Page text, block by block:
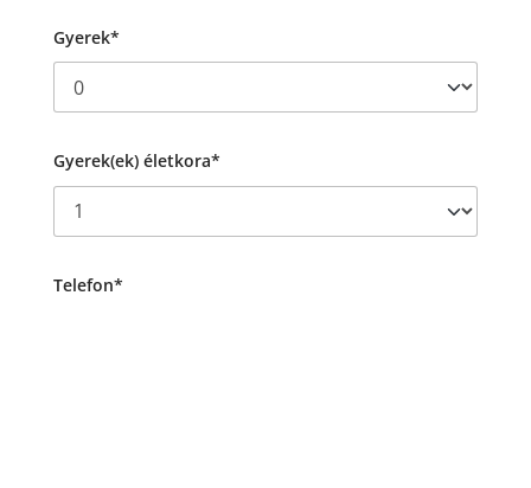
Gyerek*
Gyerek(ek) életkora*
Telefon*